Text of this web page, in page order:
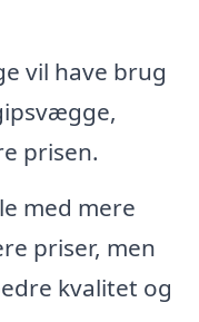
vil have brug
prisen.
med mere
priser, men
kvalitet og